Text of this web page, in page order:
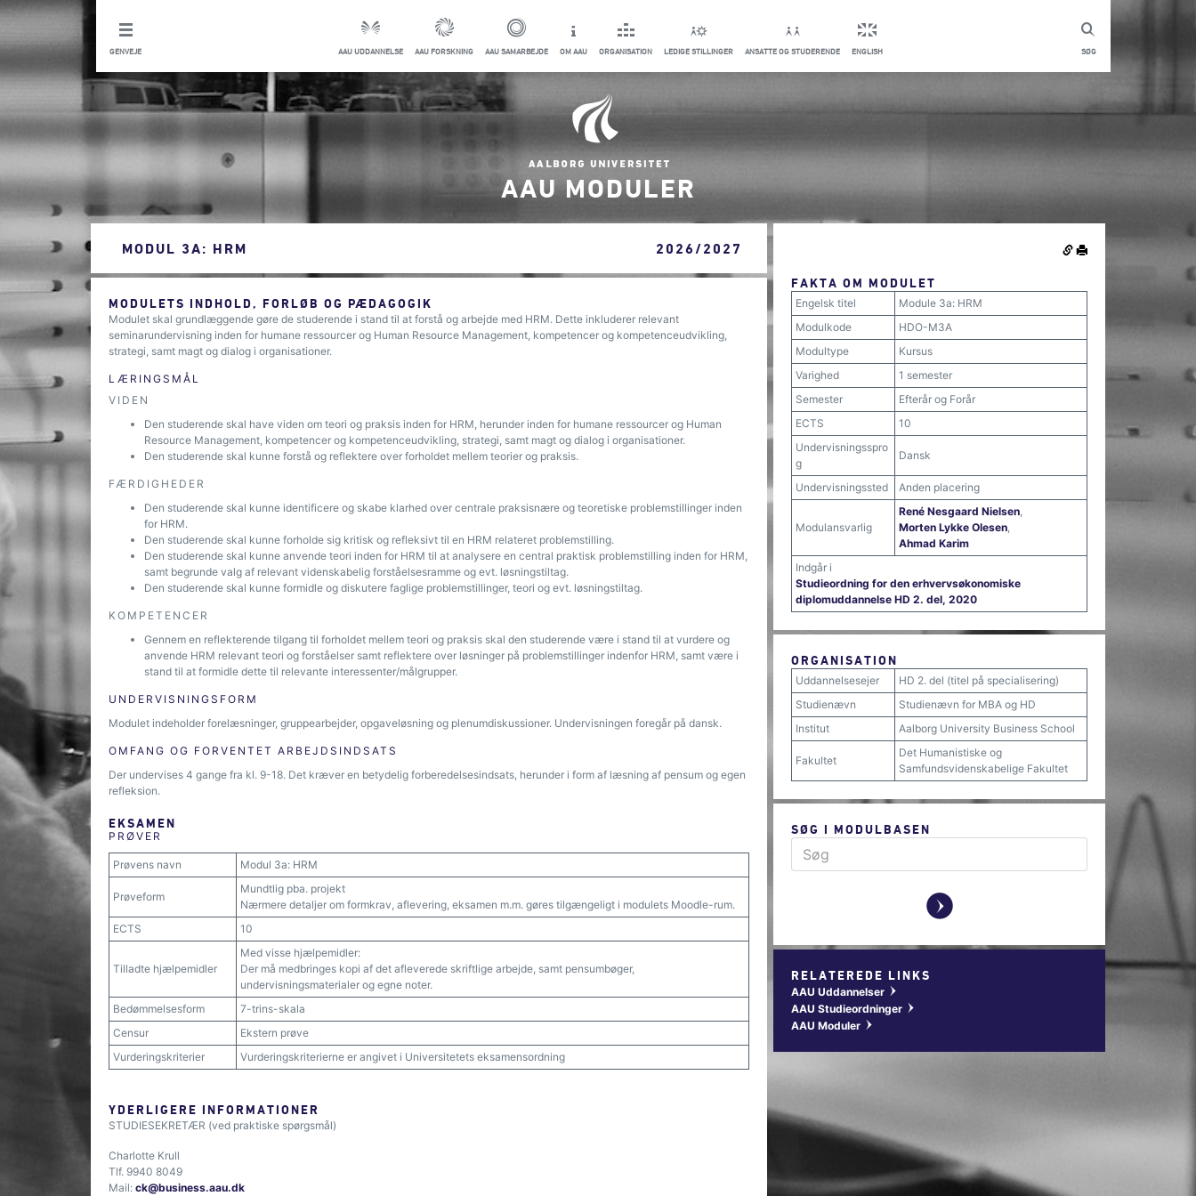
SØG
GENVEJE AAU UDDANNELSE AAU FORSKNING AAU SAMARBEJDE OM AAU ORGANISATION LEDIGE STILLINGER ANSATTE OG STUDERENDE ENGLISH
AAU MODULER
MODUL 3A: HRM 2026/2027
MODULETS INDHOLD, FORLØB OG PÆDAGOGIK
Modulet skal grundlæggende gøre de studerende i stand til at forstå og arbejde med HRM. Dette inkluderer relevant
seminarundervisning inden for humane ressourcer og Human Resource Management, kompetencer og kompetenceudvikling,
strategi, samt magt og dialog i organisationer.
LÆRINGSMÅL
VIDEN
Den studerende skal have viden om teori og praksis inden for HRM, herunder inden for humane ressourcer og Human
Resource Management, kompetencer og kompetenceudvikling, strategi, samt magt og dialog i organisationer.
Den studerende skal kunne forstå og reflektere over forholdet mellem teorier og praksis.
FÆRDIGHEDER
Den studerende skal kunne identificere og skabe klarhed over centrale praksisnære og teoretiske problemstillinger inden
for HRM.
Den studerende skal kunne forholde sig kritisk og refleksivt til en HRM relateret problemstilling.
Den studerende skal kunne anvende teori inden for HRM til at analysere en central praktisk problemstilling inden for HRM,
samt begrunde valg af relevant videnskabelig forståelsesramme og evt. løsningstiltag.
Den studerende skal kunne formidle og diskutere faglige problemstillinger, teori og evt. løsningstiltag.
KOMPETENCER
Gennem en reflekterende tilgang til forholdet mellem teori og praksis skal den studerende være i stand til at vurdere og
anvende HRM relevant teori og forståelser samt reflektere over løsninger på problemstillinger indenfor HRM, samt være i
stand til at formidle dette til relevante interessenter/målgrupper.
UNDERVISNINGSFORM
Modulet indeholder forelæsninger, gruppearbejder, opgaveløsning og plenumdiskussioner. Undervisningen foregår på dansk.
OMFANG OG FORVENTET ARBEJDSINDSATS
Der undervises 4 gange fra kl. 9-18. Det kræver en betydelig forberedelsesindsats, herunder i form af læsning af pensum og egen
refleksion.
EKSAMEN
PRØVER
Prøvens navn Modul 3a: HRM
Prøveform
Mundtlig pba. projekt
Nærmere detaljer om formkrav, aflevering, eksamen m.m. gøres tilgængeligt i modulets Moodle-rum.
ECTS
10
Tilladte hjælpemidler
Med visse hjælpemidler:
Der må medbringes kopi af det afleverede skriftlige arbejde, samt pensumbøger,
undervisningsmaterialer og egne noter.
Bedømmelsesform
7-trins-skala
Censur
Ekstern prøve
Vurderingskriterier
Vurderingskriterierne er angivet i Universitetets eksamensordning
YDERLIGERE INFORMATIONER
STUDIESEKRETÆR (ved praktiske spørgsmål)
Charlotte Krull
Tlf. 9940 8049
Mail: ck@business.aau.dk
FAKTA OM MODULET
Engelsk titel
Module 3a: HRM
Modulkode
HDO-M3A
Modultype
Kursus
Varighed
1 semester
Semester
Efterår og Forår
ECTS
10
Undervisningsspro
g
Dansk
Undervisningssted Anden placering
Modulansvarlig
René Nesgaard Nielsen,
Morten Lykke Olesen,
Ahmad Karim
Indgår i
Studieordning for den erhvervsøkonomiske
diplomuddannelse HD 2. del, 2020
ORGANISATION
Uddannelsesejer
HD 2. del (titel på specialisering)
Studienævn
Studienævn for MBA og HD
Institut
Aalborg University Business School
Fakultet
Det Humanistiske og
Samfundsvidenskabelige Fakultet
SØG I MODULBASEN
y
RELATEREDE LINKS
AAU Uddannelser w
AAU Studieordninger w
AAU Moduler w